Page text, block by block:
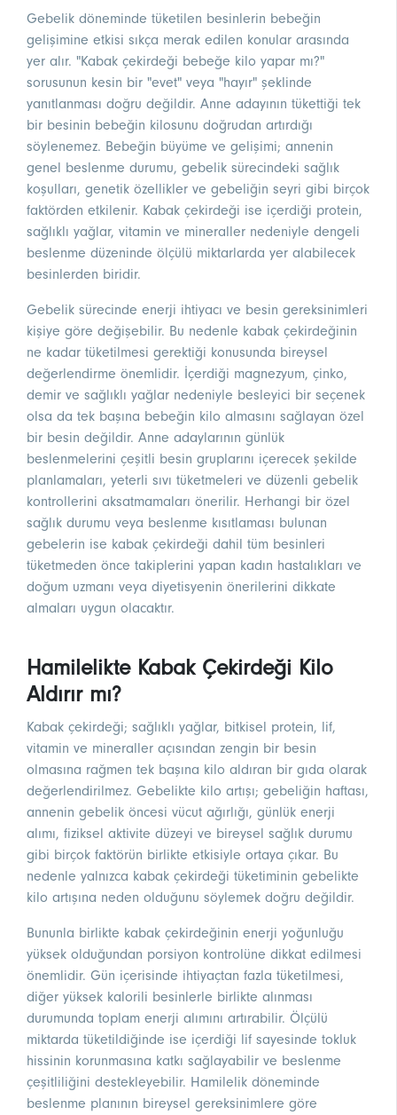
Gebelik döneminde tüketilen besinlerin bebeğin
gelişimine etkisi sıkça merak edilen konular arasında
yer alır. "Kabak çekirdeği bebeğe kilo yapar mı?"
sorusunun kesin bir "evet" veya "hayır" şeklinde
yanıtlanması doğru değildir. Anne adayının tükettiği tek
bir besinin bebeğin kilosunu doğrudan artırdığı
söylenemez. Bebeğin büyüme ve gelişimi; annenin
genel beslenme durumu, gebelik sürecindeki sağlık
koşulları, genetik özellikler ve gebeliğin seyri gibi birçok
faktörden etkilenir. Kabak çekirdeği ise içerdiği protein,
sağlıklı yağlar, vitamin ve mineraller nedeniyle dengeli
beslenme düzeninde ölçülü miktarlarda yer alabilecek
besinlerden biridir.
Gebelik sürecinde enerji ihtiyacı ve besin gereksinimleri
kişiye göre değişebilir. Bu nedenle kabak çekirdeğinin
ne kadar tüketilmesi gerektiği konusunda bireysel
değerlendirme önemlidir. İçerdiği magnezyum, çinko,
demir ve sağlıklı yağlar nedeniyle besleyici bir seçenek
olsa da tek başına bebeğin kilo almasını sağlayan özel
bir besin değildir. Anne adaylarının günlük
beslenmelerini çeşitli besin gruplarını içerecek şekilde
planlamaları, yeterli sıvı tüketmeleri ve düzenli gebelik
kontrollerini aksatmamaları önerilir. Herhangi bir özel
sağlık durumu veya beslenme kısıtlaması bulunan
gebelerin ise kabak çekirdeği dahil tüm besinleri
tüketmeden önce takiplerini yapan kadın hastalıkları ve
doğum uzmanı veya diyetisyenin önerilerini dikkate
almaları uygun olacaktır.
Hamilelikte Kabak Çekirdeği Kilo
Aldırır mı?
Kabak çekirdeği; sağlıklı yağlar, bitkisel protein, lif,
vitamin ve mineraller açısından zengin bir besin
olmasına rağmen tek başına kilo aldıran bir gıda olarak
değerlendirilmez. Gebelikte kilo artışı; gebeliğin haftası,
annenin gebelik öncesi vücut ağırlığı, günlük enerji
alımı, fiziksel aktivite düzeyi ve bireysel sağlık durumu
gibi birçok faktörün birlikte etkisiyle ortaya çıkar. Bu
nedenle yalnızca kabak çekirdeği tüketiminin gebelikte
kilo artışına neden olduğunu söylemek doğru değildir.
Bununla birlikte kabak çekirdeğinin enerji yoğunluğu
yüksek olduğundan porsiyon kontrolüne dikkat edilmesi
önemlidir. Gün içerisinde ihtiyaçtan fazla tüketilmesi,
diğer yüksek kalorili besinlerle birlikte alınması
durumunda toplam enerji alımını artırabilir. Ölçülü
miktarda tüketildiğinde ise içerdiği lif sayesinde tokluk
hissinin korunmasına katkı sağlayabilir ve beslenme
çeşitliliğini destekleyebilir. Hamilelik döneminde
beslenme planının bireysel gereksinimlere göre